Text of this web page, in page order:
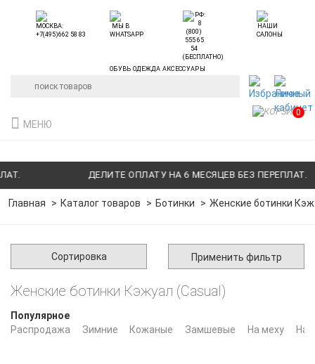
ДЕЛИТЕ ОПЛАТУ НА 6 МЕСЯЦЕВ БЕЗ ПЕРЕПЛАТ.
ОБУВЬ ОДЕЖДА АКСЕССУАРЫ
МЕНЮ
0
Главная Каталог товаров Ботинки Женские ботинки
Сортировка Применить фильтр
Популярное
Распродажа
Зимние Кожаные Замшевые На меху На
Женские ботинки Кэжуал (Casual)